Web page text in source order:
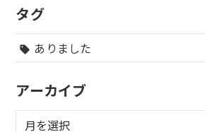
タグ
sell ありました
アーカイブ